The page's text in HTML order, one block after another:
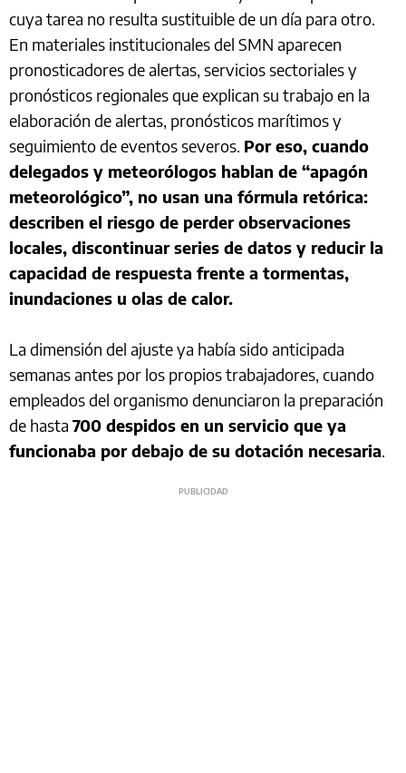
cuya tarea no resulta sustituible de un día para otro.
En materiales institucionales del SMN aparecen
pronosticadores de alertas, servicios sectoriales y
pronósticos regionales que explican su trabajo en la
elaboración de alertas, pronósticos marítimos y
seguimiento de eventos severos. Por eso, cuando
delegados y meteorólogos hablan de “apagón
meteorológico”, no usan una fórmula retórica:
describen el riesgo de perder observaciones
locales, discontinuar series de datos y reducir la
capacidad de respuesta frente a tormentas,
inundaciones u olas de calor.
La dimensión del ajuste ya había sido anticipada
semanas antes por los propios trabajadores, cuando
empleados del organismo denunciaron la preparación
de hasta 700 despidos en un servicio que ya
funcionaba por debajo de su dotación necesaria.